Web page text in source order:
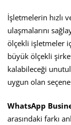
İşletmelerin hızlı
ulaşmalarını
ölçekli işletmeler
büyük ölçekli
kalabileceği
uygun olan
WhatsApp
arasındaki farkı